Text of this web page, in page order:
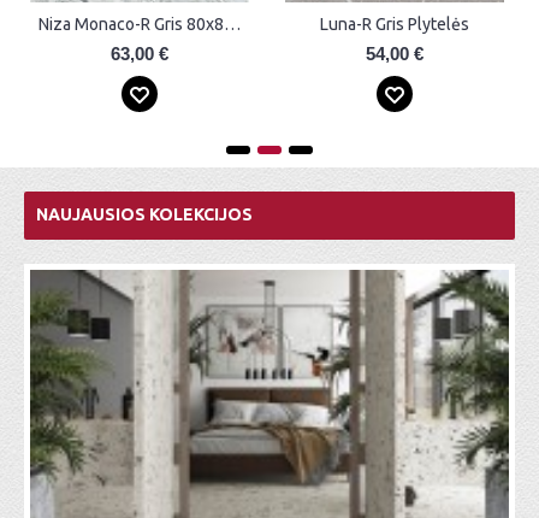
Luna-R Gris Plytelės
54,00 €
Luna-R Gris Plytelės
71,00 €
NAUJAUSIOS KOLEKCIJOS